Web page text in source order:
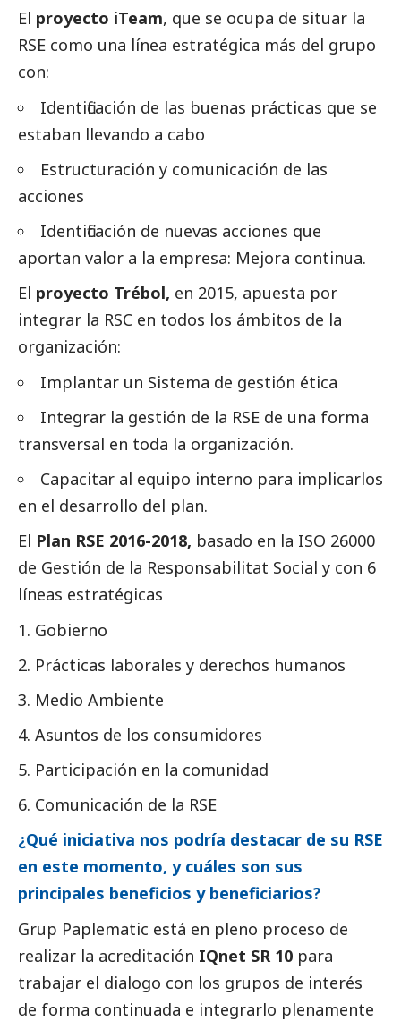
El proyecto iTeam, que se ocupa de situar la
RSE como una línea estratégica más del grupo
con:
Identificación de las buenas prácticas que se
estaban llevando a cabo
Estructuración y comunicación de las
acciones
Identificación de nuevas acciones que
aportan valor a la empresa: Mejora continua.
El proyecto Trébol, en 2015, apuesta por
integrar la RSC en todos los ámbitos de la
organización:
Implantar un Sistema de gestión ética
Integrar la gestión de la RSE de una forma
transversal en toda la organización.
Capacitar al equipo interno para implicarlos
en el desarrollo del plan.
El Plan RSE 2016-2018, basado en la ISO 26000
de Gestión de la Responsabilitat Social y con 6
líneas estratégicas
Gobierno
Prácticas laborales y derechos humanos
Medio Ambiente
Asuntos de los consumidores
Participación en la comunidad
Comunicación de la RSE
¿Qué iniciativa nos podría destacar de su RSE
en este momento, y cuáles son sus
principales beneficios y beneficiarios?
Grup Paplematic está en pleno proceso de
realizar la acreditación IQnet SR 10 para
trabajar el dialogo con los grupos de interés
de forma continuada e integrarlo plenamente